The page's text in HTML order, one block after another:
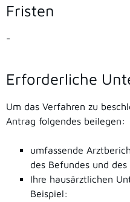
Fristen
-
Erforderliche
Um das Verfahren zu
Antrag folgendes beilegen:
umfassende
des Befundes und
Ihre hausärztlichen
Beispiel: